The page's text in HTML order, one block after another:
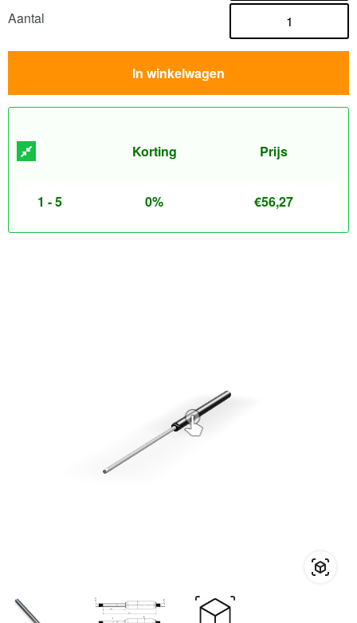
Aantal
In winkelwagen
Korting Prijs
1 - 5 0% €56,27